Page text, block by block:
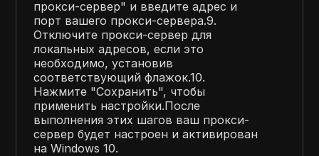
прокси-сервер" и введите адрес и
порт вашего прокси-сервера.9.
Отключите прокси-сервер для
локальных адресов, если это
необходимо, установив
соответствующий флажок.10.
Нажмите "Сохранить", чтобы
применить настройки.После
выполнения этих шагов ваш прокси-
сервер будет настроен и активирован
на Windows 10.